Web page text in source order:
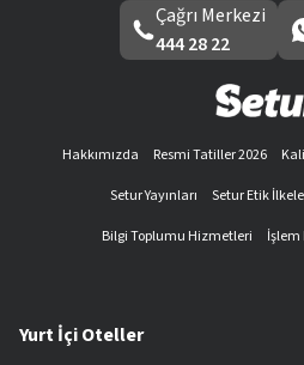
Çağrı Merkezi
444 28 22
Hakkımızda Resmi Tatiller 2026
Setur Yayınları
Setur Etik
Bilgi Toplumu Hizmetleri
İşlem
Yurt İçi Oteller